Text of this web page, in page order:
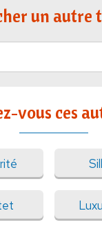
un autre
vous ces